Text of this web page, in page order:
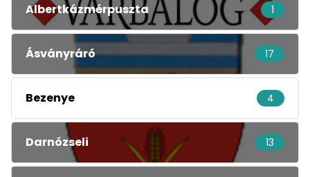
Albertkázmérpuszta 1
Ásványráró 17
Bezenye 4
Darnózseli 13